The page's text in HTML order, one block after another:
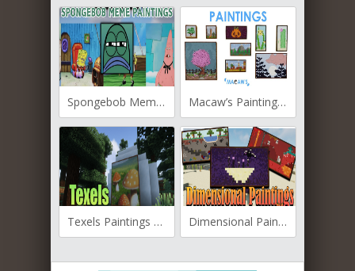
Spongebob Meme Paintings для Майнкрафт [1.20.1, 1.20] Macaw’s Paintings для Майнкрафт [1.20.1, 1.20, 1.19.4]
Texels Paintings для Майнкрафт [1.19.4, 1.19.3, 1.19.2] Dimensional Painting для Майнкрафт [1.19.4, 1.19.3, 1.19.2]